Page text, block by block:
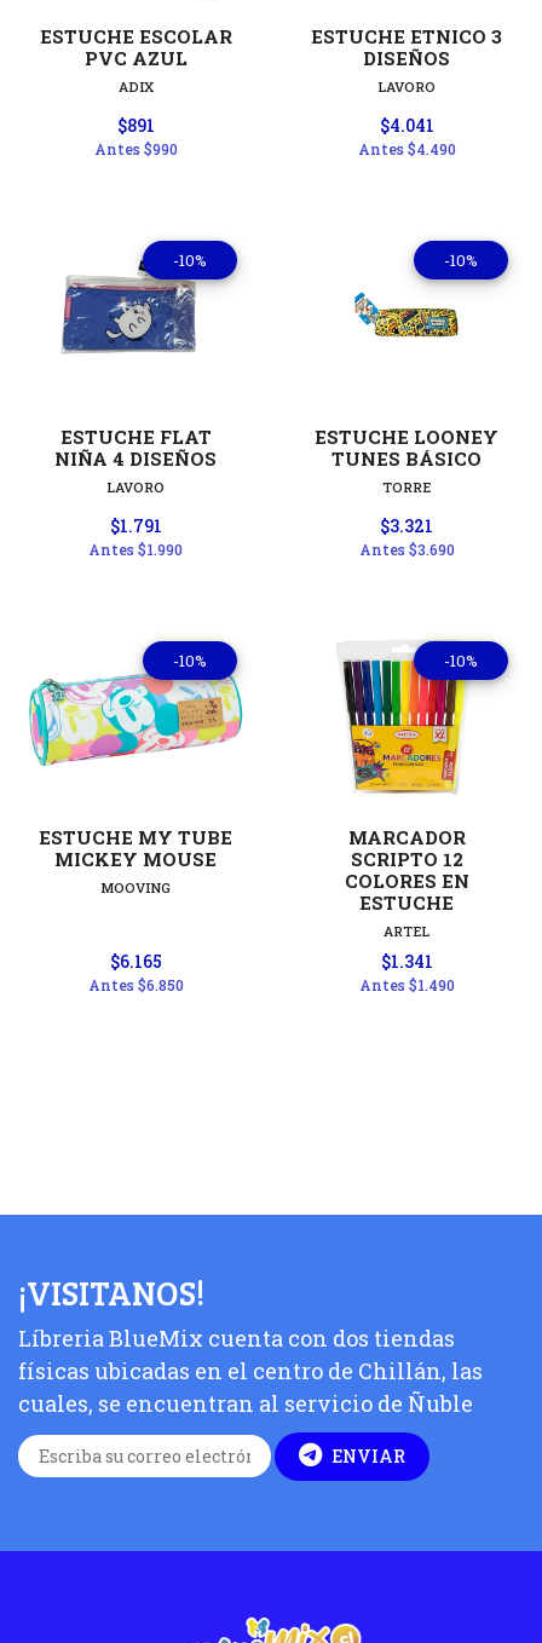
ESTUCHE ESCOLAR
PVC AZUL
ADIX
$891
Antes$990
ESTUCHE ETNICO 3
DISEÑOS
LAVORO
$4.041
Antes$4.490
-10%
ESTUCHE FLAT
NIÑA 4 DISEÑOS
LAVORO
$1.791
Antes$1.990
-10%
ESTUCHE LOONEY
TUNES BÁSICO
TORRE
$3.321
Antes$3.690
-10%
ESTUCHE MY TUBE
MICKEY MOUSE
MOOVING
$6.165
Antes$6.850
-10%
MARCADOR
SCRIPTO 12
COLORES EN
ESTUCHE
ARTEL
$1.341
Antes$1.490
¡VISITANOS!
Líbreria BlueMix cuenta con dos tiendas
físicas ubicadas en el centro de Chillán, las
cuales, se encuentran al servicio de Ñuble
ENVIAR